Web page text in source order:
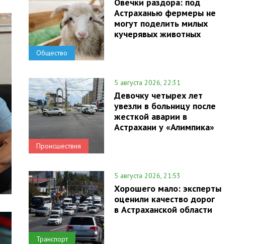
Общество
Астраханью фермеры не
могут поделить милых
кучерявых животных
Происшествия
5 августа 2026, 22:31
Девочку четырех лет
увезли в больницу после
жесткой аварии в
Астрахани у «Алимпика»
Транспорт
5 августа 2026, 21:53
Хорошего мало: эксперты
оценили качество дорог
в Астраханской области